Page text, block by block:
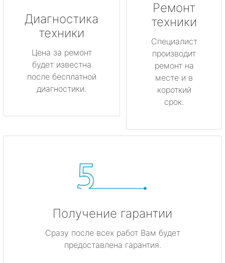
Диагностика
техники
Цена за ремонт
будет известна
после бесплатной
диагностики.
Ремонт
техники
Специалист
производит
ремонт на
месте и в
короткий
срок.
Получение гарантии
Сразу после всех работ Вам будет
предоставлена гарантия.